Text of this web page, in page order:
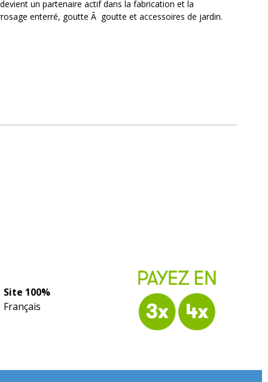
un partenaire actif dans la fabrication et la
enterré, goutte Ã goutte et accessoires de jardin.
Site 100%
Français